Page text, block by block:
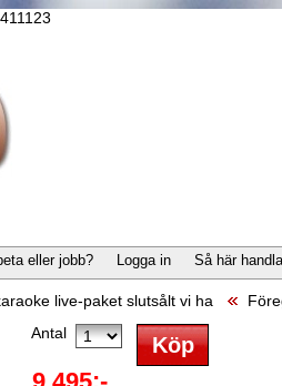
eller jobb? Logga in Så här
live-paket slutsålt vi ha
Antal